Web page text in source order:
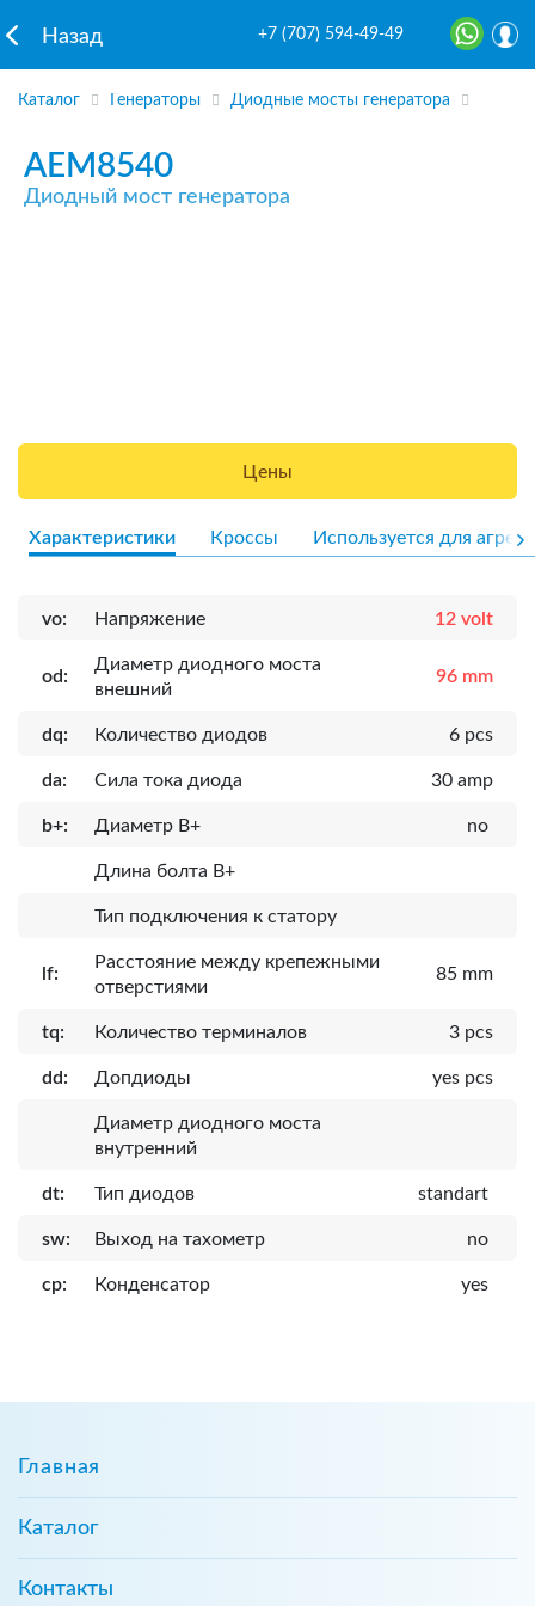
Назад +7 (707) 594-49-49
Каталог Генераторы Диодные мосты генератора
AEM8540
Диодный мост генератора
Цены
Характеристики Кроссы Используется для
vo: Напряжение 12 volt
od:
Диаметр диодного моста
внешний
96 mm
dq: Количество диодов 6 pcs
da: Сила тока диода 30 amp
b+: Диаметр B+ no
Длина болта B+
Тип подключения к статору
lf:
Расcтояние между крепежными
отверстиями
85 mm
tq: Количество терминалов 3 pcs
dd: Допдиоды yes pcs
Диаметр диодного моста
внутренний
dt: Тип диодов standart
sw: Выход на тахометр no
cp: Конденсатор yes
Главная
Каталог
Контакты